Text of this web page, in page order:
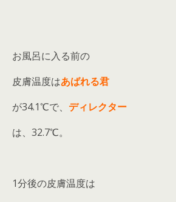
お風呂に入る前の
皮膚温度はあばれる君
が34.1℃で、 ディレクター
は、32.7℃。
1分後の皮膚温度は